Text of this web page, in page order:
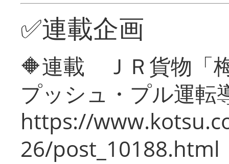
✅連載企画
🔶連載 ＪＲ貨物「
プッシュ・プル運転
https://
26/post_10188.html